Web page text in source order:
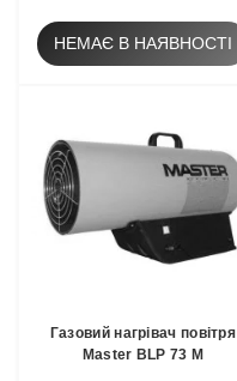
НЕМАЄ В НАЯВНОСТІ
Газовий нагрівач повітря
Master BLP 73 M